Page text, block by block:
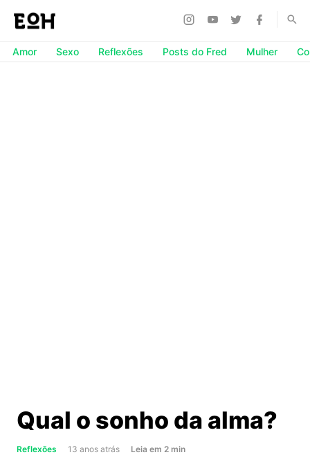
Amor Sexo Reflexões Posts do Fred Mulher
Qual o sonho da alma?
Reflexões 13 anos atrás Leia about
em 2 min